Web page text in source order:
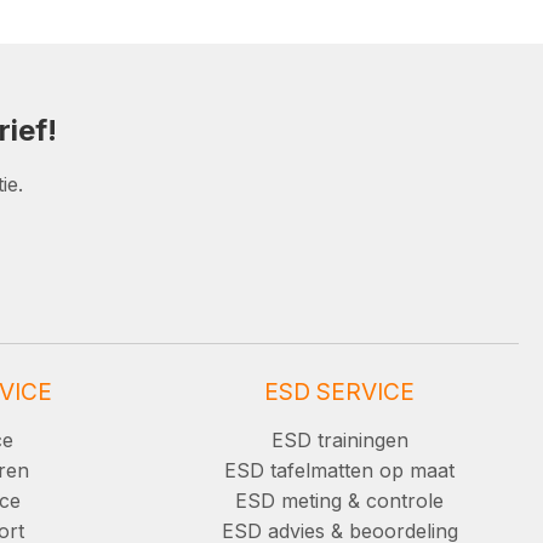
ESD SERVICE
ESD trainingen
ESD tafelmatten op maat
ESD meting & controle
ESD advies & beoordeling